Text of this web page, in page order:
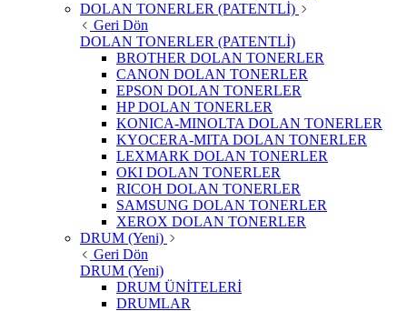
DOLAN TONERLER (PATENTLİ)
Geri Dön
DOLAN TONERLER (PATENTLİ)
BROTHER DOLAN TONERLER
CANON DOLAN TONERLER
EPSON DOLAN TONERLER
HP DOLAN TONERLER
KONICA-MINOLTA DOLAN TONERLER
KYOCERA-MITA DOLAN TONERLER
LEXMARK DOLAN TONERLER
OKI DOLAN TONERLER
RICOH DOLAN TONERLER
SAMSUNG DOLAN TONERLER
XEROX DOLAN TONERLER
DRUM (Yeni)
Geri Dön
DRUM (Yeni)
DRUM ÜNİTELERİ
DRUMLAR